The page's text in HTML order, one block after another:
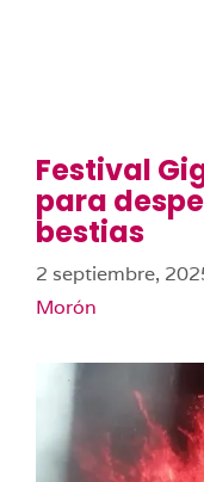
Festival
para
bestias
2 septiembre,
Morón